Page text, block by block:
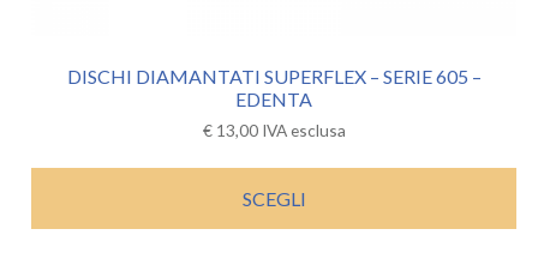
DISCHI DIAMANTATI SUPERFLEX – SERIE 605 –
EDENTA
€13,00 IVA esclusa
SCEGLI